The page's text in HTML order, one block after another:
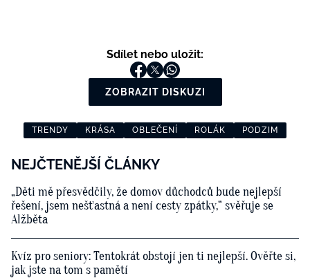
Sdílet nebo uložit:
ZOBRAZIT DISKUZI
TRENDY KRÁSA OBLEČENÍ ROLÁK PODZIM
NEJČTENĚJŠÍ ČLÁNKY
„Děti mě přesvědčily, že domov důchodců bude nejlepší
řešení, jsem nešťastná a není cesty zpátky,“ svěřuje se
Alžběta
Kvíz pro seniory: Tentokrát obstojí jen ti nejlepší. Ověřte si,
jak jste na tom s pamětí